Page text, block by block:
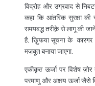
विद्रोह और उग्रवाद से
कहा कि आंतरिक सुरक्षा की
समयबद्ध तरीक़े से लागू की
है. ख़ु़िफया सूचना के
मज़बूत बनाया जाएगा.
एकीकृत ऊर्जा पर विशेष
परमाणु और अक्षय ऊर्जा जैसे